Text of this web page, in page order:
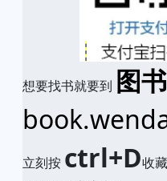
想要找书就要到 图
立刻按 ctrl+D收